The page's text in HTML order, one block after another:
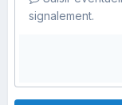
signalement.